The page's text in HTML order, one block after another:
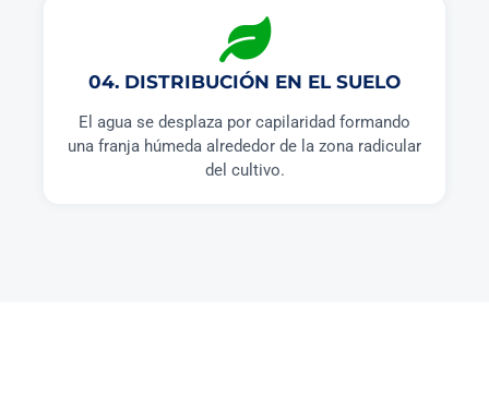
04. DISTRIBUCIÓN EN EL SUELO
El agua se desplaza por capilaridad formando
una franja húmeda alrededor de la zona radicular
del cultivo.